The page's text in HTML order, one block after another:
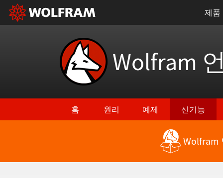
제품
Wolfram
홈 원리 예제 신기능
Wolfram